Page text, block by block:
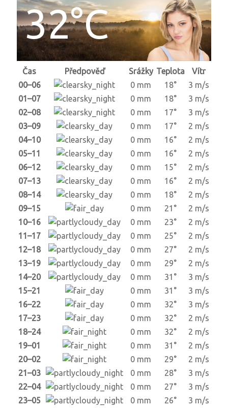
32°C
Čas Předpověď Srážky Teplota
Vítr
00–06
0 mm 18°
3 m/s
01–07
0 mm 18°
3 m/s
02–08
0 mm 17°
3 m/s
03–09
0 mm 17°
2 m/s
04–10
0 mm 16°
2 m/s
05–11
0 mm 16°
2 m/s
06–12
0 mm 15°
2 m/s
07–13
0 mm 16°
2 m/s
08–14
0 mm 18°
2 m/s
09–15
0 mm 21°
2 m/s
10–16
0 mm 23°
2 m/s
11–17
0 mm 25°
2 m/s
12–18
0 mm 27°
2 m/s
13–19
0 mm 29°
2 m/s
14–20
0 mm 31°
3 m/s
15–21
0 mm 31°
3 m/s
16–22
0 mm 32°
3 m/s
17–23
0 mm 32°
2 m/s
18–24
0 mm 32°
2 m/s
19–01
0 mm 31°
2 m/s
20–02
0 mm 29°
2 m/s
21–03
0 mm 28°
3 m/s
22–04
0 mm 27°
3 m/s
23–05
0 mm 26° 3 m/s